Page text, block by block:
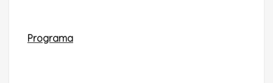
Programa